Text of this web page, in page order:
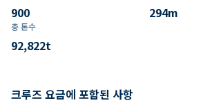
900 294m
총 톤수
92,822t
크루즈 요금에 포함된 사항